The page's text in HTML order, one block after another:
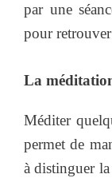
par une
pour
La
Méditer
permet de
à distinguer